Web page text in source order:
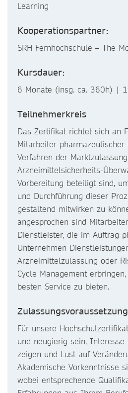
Learning
Kooperationspartner:
SRH Fernhochschule – The
Kursdauer:
6 Monate (insg. ca. 360h) |
Teilnehmerkreis
Das Zertifikat richtet sich an
Mitarbeiter pharmazeutischer
Verfahren der
Arzneimittelsicherheits-
Vorbereitung beteiligt sind,
und Durchführung dieser
gestaltend mitwirken zu
angesprochen sind
Dienstleister, die im Auftrag
Unternehmen
Arzneimittelzulassung oder
Cycle Management
besten Service zu bieten.
Für unsere
und neugierig sein, Interesse
zeigen und Lust auf
Akademische Vorkenntnisse
wobei entsprechende